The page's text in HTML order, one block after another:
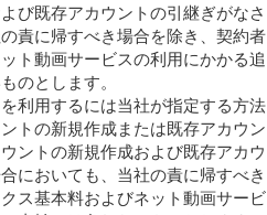
び既存アカウントの引継ぎがなさ
責に帰すべき場合を除き、契約者
ト動画サービスの利用にかかる追
のとします。
利用するには当社が指定する方法
トの新規作成または既存アカウン
ントの新規作成および既存アカウ
においても、当社の責に帰すべき
ス基本料およびネット動画サービ